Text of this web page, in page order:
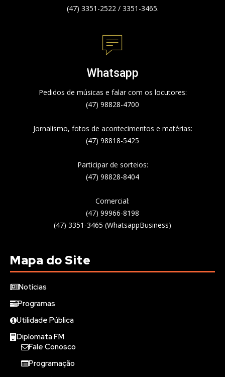
(47) 3351-2522 / 3351-3465.
Whatsapp
Pedidos de músicas e falar com os locutores:
(47) 98828-4700
Jornalismo, fotos de acontecimentos e matérias:
(47) 98818-5425
Participar de sorteios:
(47) 98828-8404
Comercial:
(47) 99966-8198
(47) 3351-3465 (WhatsappBusiness)
Mapa do Site
Notícias
Programas
Utilidade Pública
Diplomata FM
Fale Conosco
Programação